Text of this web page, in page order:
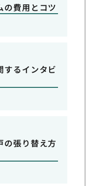
の費用とコツ
するインタビ
の張り替え方